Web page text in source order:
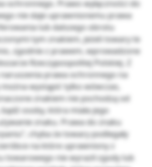
ochronnego. Prawo wyłączności do
nie daje uprawnionemu prawa
lub dalszego obrotu
tym znakiem, jeżeli towary te
zgodnie z prawem, wprowadzone
Rzeczypospolitej Polskiej. Z
prawa ochronnego na
wystąpić tylko wówczas,
znakiem nie pochodzą od
osoby, która miała jego
znaku. Prawa do znaku
chyba że towary podlegały
na które uprawniony z
towarowego nie wyraził zgody lub